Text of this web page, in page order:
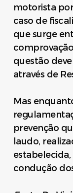
motorista
caso de
que surge
questão
através de
Mas
prevenção
laudo,
condução